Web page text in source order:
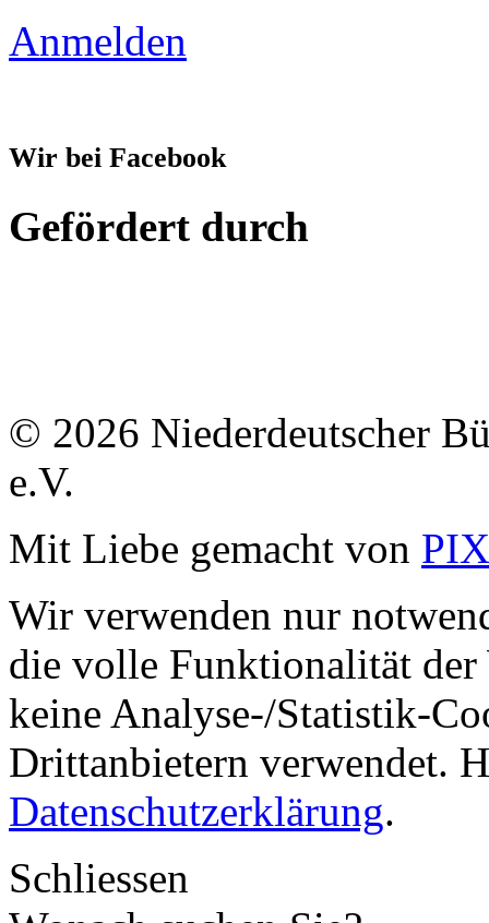
Anmelden
Wir bei Facebook
Gefördert durch
© 2026 Niederdeutscher
e.V.
Mit Liebe gemacht von
Wir verwenden nur
die volle Funktionalität der
keine Analyse-/Statistik-
Drittanbietern verwendet.
Datenschutzerklärung.
Schliessen